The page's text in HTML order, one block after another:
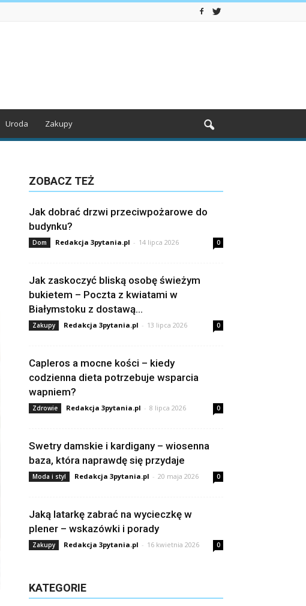
Uroda Zakupy
ZOBACZ TEŻ
Jak dobrać drzwi przeciwpożarowe do
budynku?
Dom Redakcja 3pytania.pl - 14 lipca 2026 0
Jak zaskoczyć bliską osobę świeżym
bukietem – Poczta z kwiatami w
Białymstoku z dostawą...
Zakupy Redakcja 3pytania.pl - 13 lipca 2026 0
Capleros a mocne kości – kiedy
codzienna dieta potrzebuje wsparcia
wapniem?
Zdrowie Redakcja 3pytania.pl - 8 lipca 2026 0
Swetry damskie i kardigany – wiosenna
baza, która naprawdę się przydaje
Moda i styl Redakcja 3pytania.pl - 20 maja 2026 0
Jaką latarkę zabrać na wycieczkę w
plener – wskazówki i porady
Zakupy Redakcja 3pytania.pl - 16 kwietnia 2026 0
KATEGORIE